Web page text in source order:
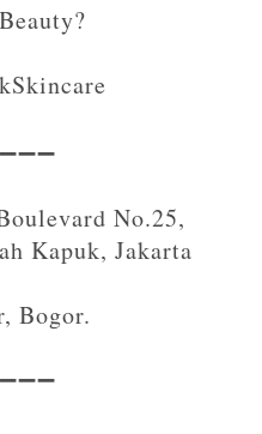
No.25,
Kapuk, Jakarta
Bogor.